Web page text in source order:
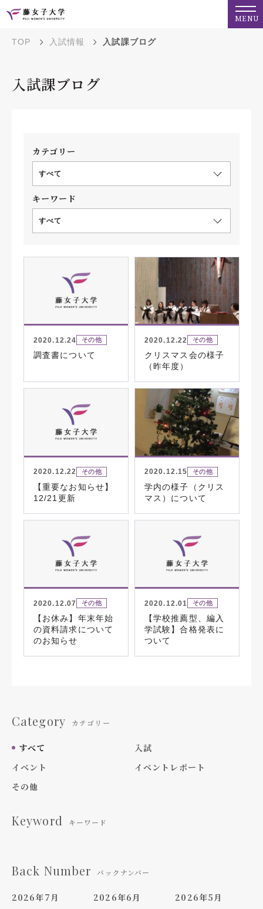
MENU
TOP 入試情報 入試課ブログ
入試課ブログ
カテゴリー
すべて
キーワード
すべて
2020.12.24 その他
調査書について
2020.12.22 その他
クリスマス会の様子
（昨年度）
2020.12.22 その他
【重要なお知らせ】
12/21更新
2020.12.15 その他
学内の様子（クリス
マス）について
2020.12.07 その他
【お休み】年末年始
の資料請求について
のお知らせ
2020.12.01 その他
【学校推薦型、編入
学試験】合格発表に
ついて
Category カテゴリー
すべて
入試
イベント
イベントレポート
その他
Keyword キーワード
Back Number バックナンバー
2026年7月 2026年6月
2026年5月